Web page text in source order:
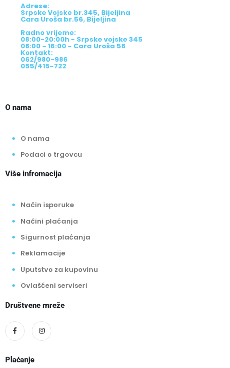
Adrese:
Srpske Vojske br.345, Bijeljina
Cara Uroša br.56, Bijeljina
Radno vrijeme:
08:00-20:00h - Srpske vojske 345
08:00 - 16:00 - Cara Uroša 56
Kontakt:
062/980-986
055/415-722
O nama
O nama
Podaci o trgovcu
Više infromacija
Način isporuke
Načini plaćanja
Sigurnost plaćanja
Reklamacije
Uputstvo za kupovinu
Ovlašćeni serviseri
Društvene mreže
Plaćanje